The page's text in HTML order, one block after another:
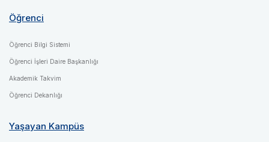
Öğrenci
Öğrenci Bilgi Sistemi
Öğrenci İşleri Daire Başkanlığı
Akademik Takvim
Öğrenci Dekanlığı
Yaşayan Kampüs